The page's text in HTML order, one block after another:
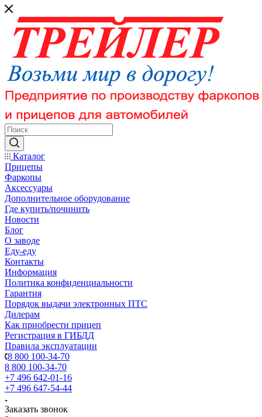
Каталог
Прицепы
Фаркопы
Аксессуары
Дополнительное оборудование
Где купить/починить
Новости
Блог
О заводе
Еду-еду
Контакты
Информация
Политика конфиденциальности
Гарантия
Порядок выдачи электронных ПТС
Дилерам
Как приобрести прицеп
Регистрация в ГИБДД
Правила эксплуатации
8 800 100-34-70
8 800 100-34-70
+7 496 642-01-16
+7 496 647-54-44
Заказать звонок